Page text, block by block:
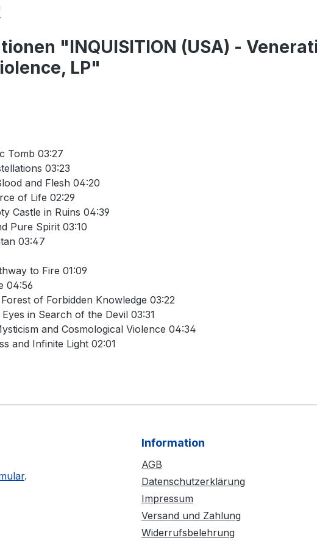
"INQUISITION (USA) -
LP"
Tomb 03:27
03:23
and Flesh 04:20
of Life 02:29
Castle in Ruins 04:39
Pure Spirit 03:10
03:47
to Fire 01:09
04:56
of Forbidden Knowledge 03:22
in Search of the Devil 03:31
and Cosmological Violence 04:34
and Infinite Light 02:01
.
Information
AGB
Datenschutzerklärung
Impressum
Versand und Zahlung
Widerrufsbelehrung